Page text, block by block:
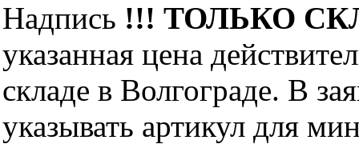
Надпись !!! ТОЛЬКО
указанная цена
складе в Волгограде. В
указывать артикул для